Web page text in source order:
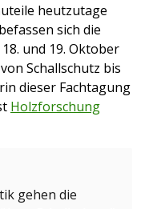
heutzutage
sich die
und 19. Oktober
Schallschutz bis
dieser Fachtagung
Holzforschung
gehen die